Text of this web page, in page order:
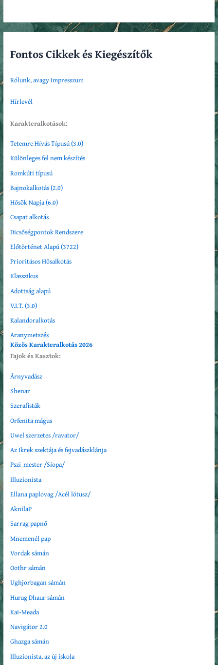
Fontos Cikkek és Kiegészítők
Rólunk, avagy Impresszum
Hírlevél
Karakteralkotások:
Tetemre Hívás Típusú (3.0)
Különleges fel nem készítés
Romkúti típusú
Bajnokalkotás (2.0)
Hősök Napja (6.0)
Csapat alkotás
Dicsőségpontok Rendszere
Előtörténet Alapú (3722)
Prioritásos Hősalkotás
Klasszikus
Adottság alapú
V.I.T. (3.0)
Kalandoralkotás
Aranymetszés
Közös Karakteralkotás 2026
Fajok és Kasztok:
Árnyvadász
Shenar
Szerafisták
Orfenita mágus
Uwel szerzetes /ravator/
Az Ikrek szektája és fejvadászklánja
Pszi-mester /Siopa/
Illuzionista
Ellana paplovag /Acél lótusz/
AknilaP
Sarrag papnő
Mnemenél pap
Vordak sámán
Oothr sámán
Ughjorbagan sámán
Hurag Dhaur sámán
Kai-Meada
Navigátor 2.0
Ghazga sámán
Illuzionista, az új iskola